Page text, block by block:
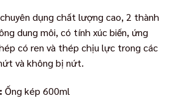
dụng chất lượng cao, 2 thành
dung môi, có tính xúc biến, ứng
có ren và thép chịu lực trong các
và không bị nứt.
Ống kép 600ml